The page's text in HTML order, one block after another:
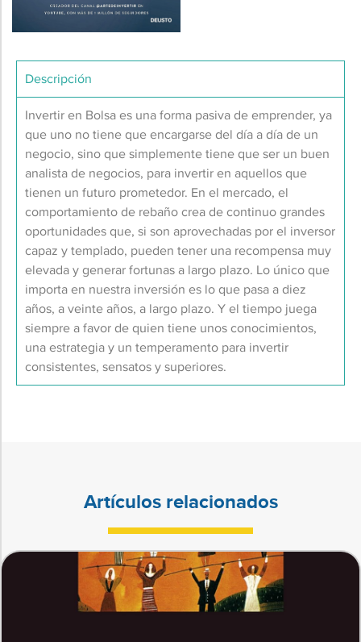
Descripción
Invertir en Bolsa es una forma pasiva de emprender, ya
que uno no tiene que encargarse del día a día de un
negocio, sino que simplemente tiene que ser un buen
analista de negocios, para invertir en aquellos que
tienen un futuro prometedor. En el mercado, el
comportamiento de rebaño crea de continuo grandes
oportunidades que, si son aprovechadas por el inversor
capaz y templado, pueden tener una recompensa muy
elevada y generar fortunas a largo plazo. Lo único que
importa en nuestra inversión es lo que pasa a diez
años, a veinte años, a largo plazo. Y el tiempo juega
siempre a favor de quien tiene unos conocimientos,
una estrategia y un temperamento para invertir
consistentes, sensatos y superiores.
Artículos relacionados